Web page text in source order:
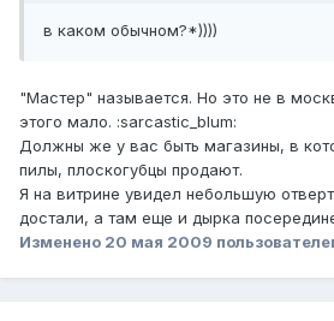
в каком обычном?*))))
"Мастер" называется. Но это не в
этого мало. :sarcastic_blum:
Должны же у вас быть магазины, в
пилы, плоскогубцы продают.
Я на витрине увидел небольшую
достали, а там еще и дырка
Изменено 20 мая 2009